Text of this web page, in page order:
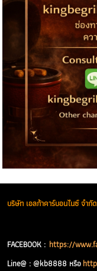
บริษัท เอลก้าคาร์บอนไนซ์ จำกัด
FACEBOOK : https://
Line@ : @kb8888 หรือ